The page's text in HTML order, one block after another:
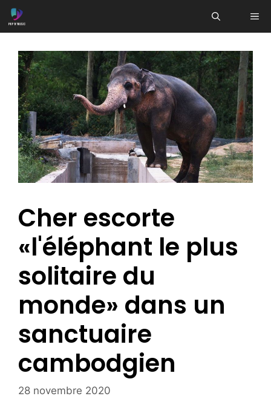
Aller
au
Cher escorte
«l'éléphant le plus
solitaire du
monde» dans un
sanctuaire
cambodgien
28 novembre 2020